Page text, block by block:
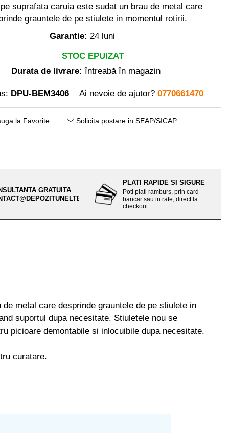
suprafata caruia este sudat un brau de metal care
grauntele de pe stiulete in momentul rotirii.
Garantie: 24 luni
STOC EPUIZAT
Durata de livrare: întreabă în magazin
DPU-BEM3406 Ai nevoie de ajutor? 0770661470
la Favorite Solicita postare in SEAP/SICAP
GRATUITA
PLATI RAPIDE SI SIGURE
Poti plati ramburs, prin card
bancar sau in rate, direct la
checkout.
metal care desprinde grauntele de pe stiulete in
suportul dupa necesitate. Stiuletele nou se
picioare demontabile si inlocuibile dupa necesitate.
curatare.